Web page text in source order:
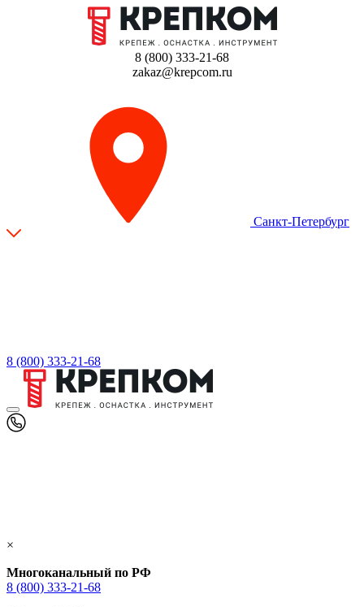
8 (800) 333-21-68
zakaz@krepcom.ru
Санкт-Петербург
8 (800) 333-21-68
×
Многоканальный по РФ
8 (800) 333‑21-68